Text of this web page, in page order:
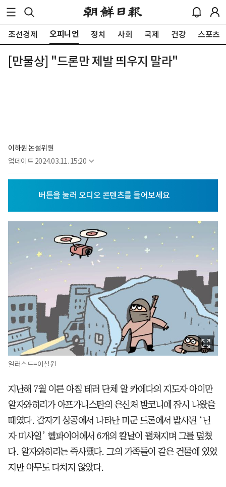
조선경제 오피니언 정치 사회 국제 건강 스포츠
[만물상] "드론만 제발 띄우지 말라"
이하원 논설위원
업데이트 2024.03.11. 15:20
일러스트=이철원
지난해 7월 이른 아침 테러 단체 알 카에다의 지도자 아이만
알자와히리가 아프가니스탄의 은신처 발코니에 잠시 나왔을
때였다. 갑자기 상공에서 나타난 미군 드론에서 발사된 ‘닌
자 미사일’ 헬파이어에서 6개의 칼날이 펼쳐지며 그를 덮쳤
다. 알자와히리는 즉사했다. 그의 가족들이 같은 건물에 있었
지만 아무도 다치지 않았다.